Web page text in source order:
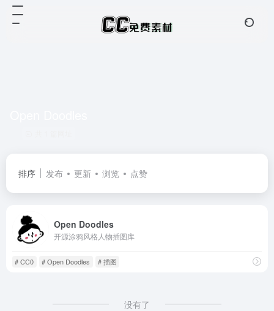
排序 发布 更新 浏览 点赞
Open Doodles
开源涂鸦风格人物插图库
# CC0 # Open Doodles # 插图
没有了